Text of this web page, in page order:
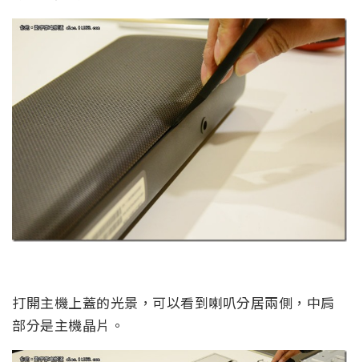
打開主機上蓋的光景，可以看到喇叭分居兩側，中肩
部分是主機晶片。